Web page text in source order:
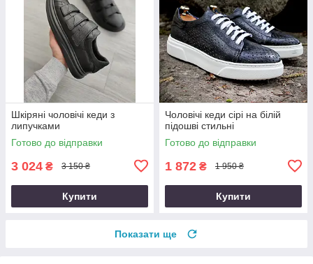
Шкіряні чоловічі кеди з
липучками
Готово до відправки
3 024 ₴ 3 150 ₴
Купити
Чоловічі кеди сірі на білій
підошві стильні
Готово до відправки
1 872 ₴ 1 950 ₴
Купити
Показати ще